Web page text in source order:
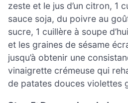
zeste et le jus d’un citron, 1
sauce soja, du poivre au
sucre, 1 cuillère à soupe
et les graines de sésame
jusqu’à obtenir une
vinaigrette crémeuse qui
de patates douces violettes